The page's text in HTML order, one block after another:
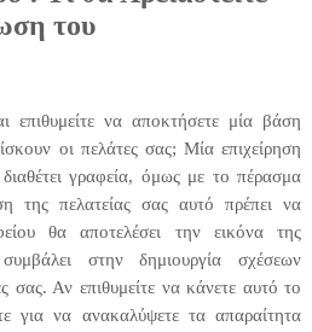
του
επιθυμείτε να αποκτήσετε μία βάση
οι πελάτες σας; Μία επιχείρηση
γραφεία, όμως με το πέρασμα
της πελατείας σας αυτό πρέπει να
θα αποτελέσει την εικόνα της
στην δημιουργία σχέσεων
σας. Αν επιθυμείτε να κάνετε αυτό το
για να ανακαλύψετε τα απαραίτητα